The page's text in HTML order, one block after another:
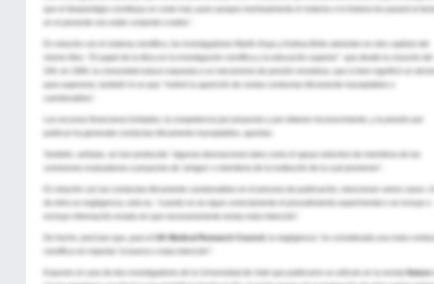
que el desprestigio constituya un costo real, pues aunque eventualmente el sistema o la historia les pasará la
En relación con el sistema científico, los investigadores Martín Aluja y Andrea Birke advierten en otro capítulo del
mismo libro -"El papel de la ética en la investigación científica y la educación superior"- que desde la creación del
SNI, en 1984, la comunidad estuvo expuesta a un mecanismo de presión novedoso, que si bien significó un
para superarse, también lo es que ''motivó la aparición de ciertas conductas éticamente inaceptables o
publicar ha generado conductas éticamente inaceptables, apuntan.
También, señalan, se han producido "algunas desviaciones tales como el apoyo selectivo de miembros de las
comisiones evaluadoras a proyectos de 'amigos' o miembros de la institución de la cual provienen".
de ellos es negligencia, esto es, "cuando no se sigue correctamente el procedimiento experimental o se incluye o
UK Medical Research Council
, la negligencia ''es considerada una mala
científica sin importar 'la buena o mala intención'".
Exponen el caso de dos investigadores de la Universidad de Utah que publicaron un artículo en la revista Nature